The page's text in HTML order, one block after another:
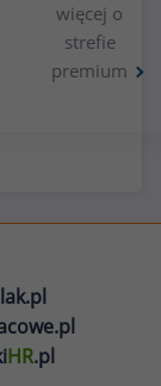
więcej o
strefie
premium
HR.pl